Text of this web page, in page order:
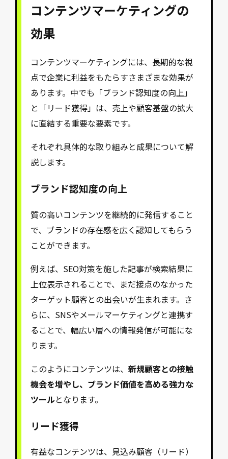
コンテンツマーケティングの
効果
コンテンツマーケティングには、長期的な視
点で企業に利益をもたらすさまざまな効果が
あります。中でも「ブランド認知度の向上」
と「リード獲得」は、売上や顧客基盤の拡大
に直結する重要な要素です。
それぞれ具体的な取り組みと成果について解
説します。
ブランド認知度の向上
質の高いコンテンツを継続的に発信すること
で、ブランドの存在感を広く認知してもらう
ことができます。
例えば、SEO対策を施した記事が検索結果に
上位表示されることで、まだ接点のなかった
ターゲット顧客との出会いが生まれます。さ
らに、SNSやメールマーケティングと連携す
ることで、幅広い層への情報発信が可能にな
ります。
このようにコンテンツは、新規顧客との接触
機会を増やし、ブランド価値を高める強力な
ツールとなります。
リード獲得
有益なコンテンツは、見込み顧客（リード）